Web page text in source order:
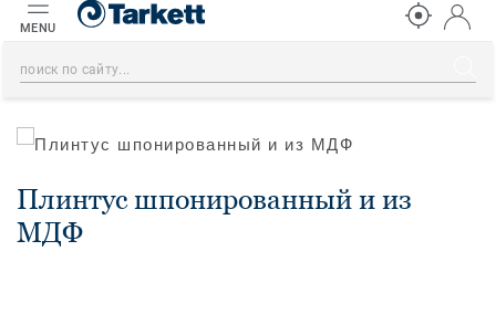
MENU
Плинтус шпонированный и из
МДФ